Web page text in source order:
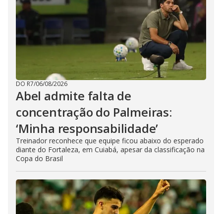
DO R7/06/08/2026
Abel admite falta de
concentração do Palmeiras:
‘Minha responsabilidade’
Treinador reconhece que equipe ficou abaixo do esperado
diante do Fortaleza, em Cuiabá, apesar da classificação na
Copa do Brasil